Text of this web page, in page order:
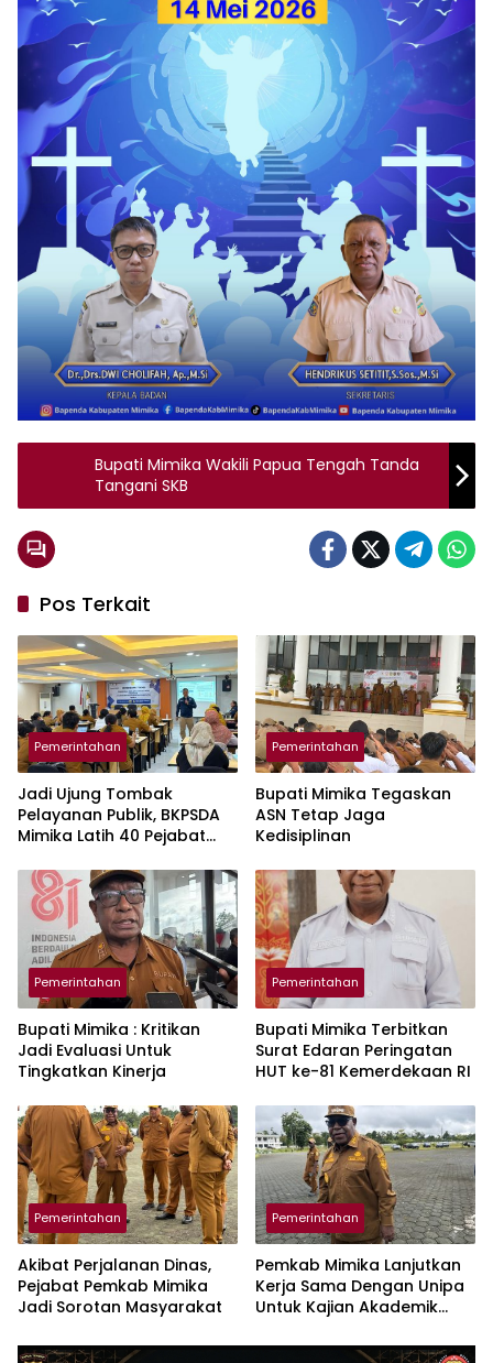
Bupati Mimika Wakili Papua Tengah Tanda
Tangani SKB
Pos Terkait
Pemerintahan
Jadi Ujung Tombak
Pelayanan Publik, BKPSDA
Mimika Latih 40 Pejabat
Tenaga Kesehatan
Pemerintahan
Bupati Mimika Tegaskan
ASN Tetap Jaga
Kedisiplinan
Pemerintahan
Bupati Mimika : Kritikan
Jadi Evaluasi Untuk
Tingkatkan Kinerja
Pemerintahan
Bupati Mimika Terbitkan
Surat Edaran Peringatan
HUT ke-81 Kemerdekaan RI
Pemerintahan
Akibat Perjalanan Dinas,
Pejabat Pemkab Mimika
Jadi Sorotan Masyarakat
Pemerintahan
Pemkab Mimika Lanjutkan
Kerja Sama Dengan Unipa
Untuk Kajian Akademik